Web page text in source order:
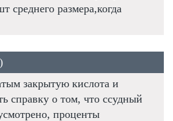
среднего размера,когда
закрытую кислота и
справку о том, что ссудный
проценты